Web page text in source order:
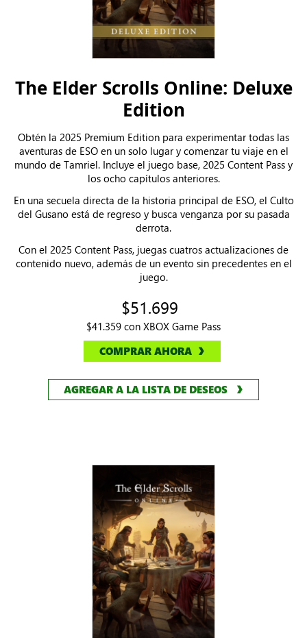
The Elder Scrolls Online: Deluxe
Edition
Obtén la 2025 Premium Edition para experimentar todas las
aventuras de ESO en un solo lugar y comenzar tu viaje en el
mundo de Tamriel. Incluye el juego base, 2025 Content Pass y
los ocho capítulos anteriores.
En una secuela directa de la historia principal de ESO, el Culto
del Gusano está de regreso y busca venganza por su pasada
derrota.
Con el 2025 Content Pass, juegas cuatros actualizaciones de
contenido nuevo, además de un evento sin precedentes en el
juego.
$51.699
$41.359 con XBOX Game Pass
COMPRAR AHORA
AGREGAR A LA LISTA DE DESEOS